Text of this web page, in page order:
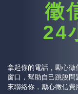
徵
24
拿起你的電話，勵心徵
窗口，幫助自己跳脫
來聯絡你，勵心徵信費